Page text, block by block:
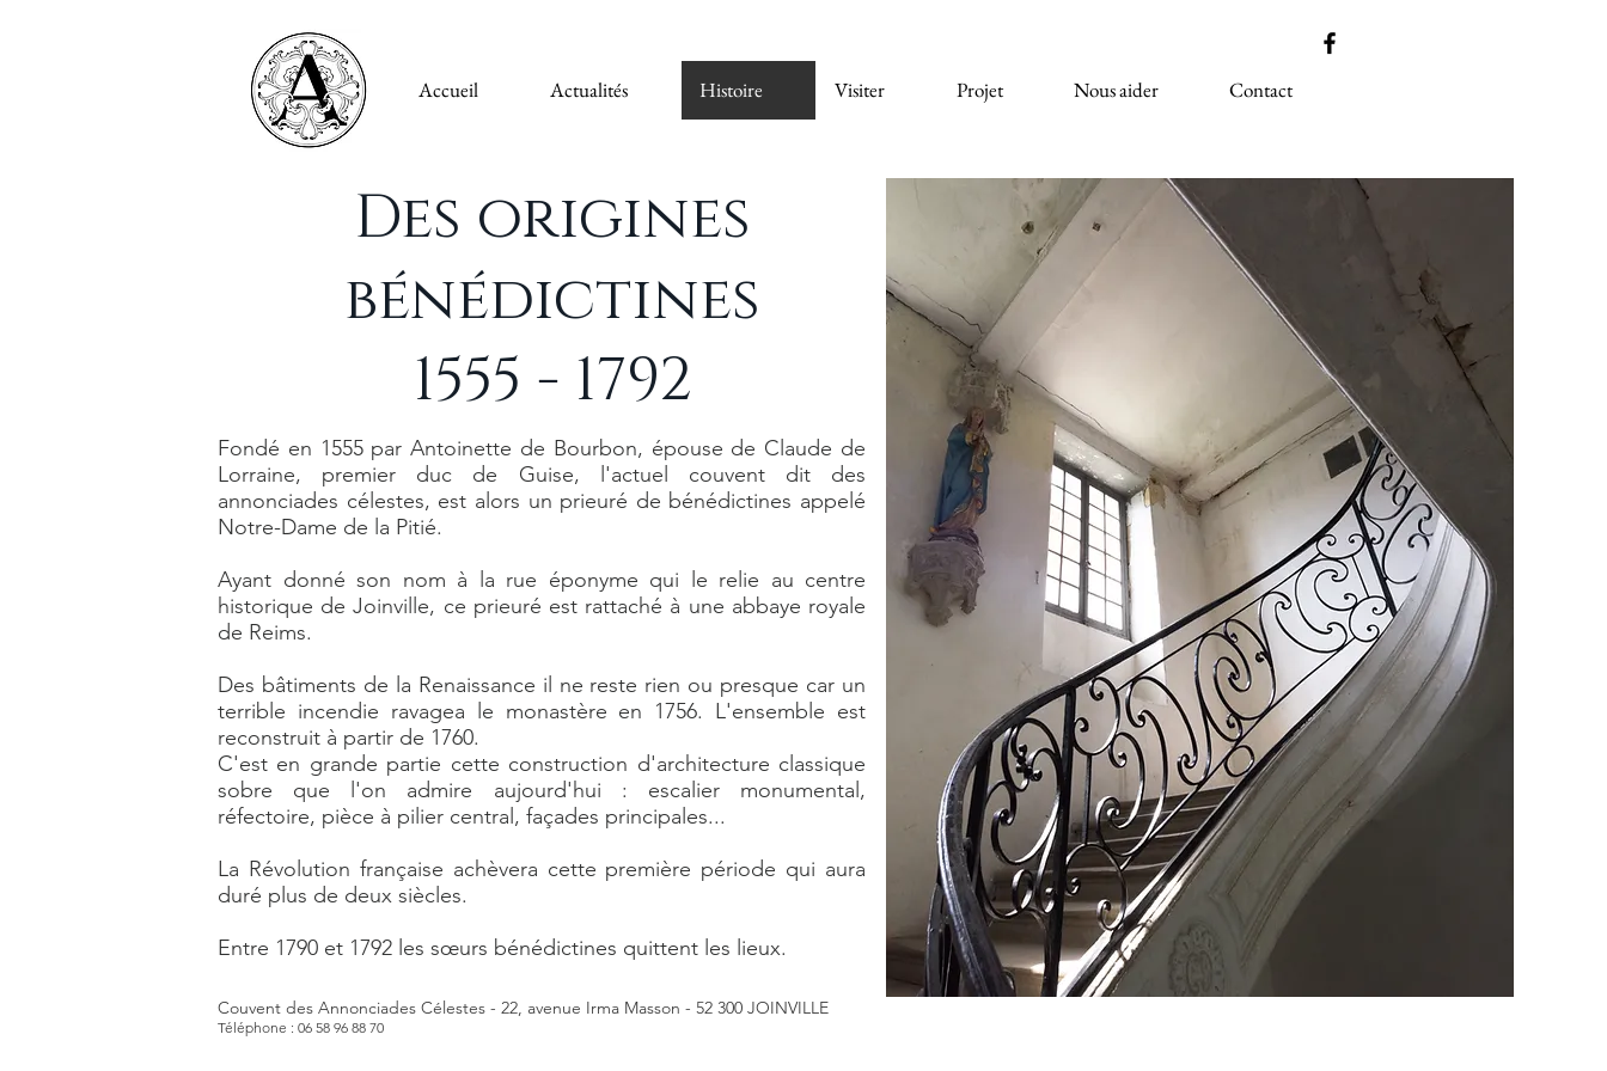
Accueil Actualités Histoire Visiter Projet Nous aider Contact
Des origines
bénédictines
1555 - 1792
Fondé en 1555 par Antoinette de Bourbon, épouse de Claude de
Lorraine, premier duc de Guise, l'actuel couvent dit des
annonciades célestes, est alors un prieuré de bénédictines appelé
Notre-Dame de la Pitié.
Ayant donné son nom à la rue éponyme qui le relie au centre
historique de Joinville, ce prieuré est rattaché à une abbaye royale
de Reims.
Des bâtiments de la Renaissance il ne reste rien ou presque car un
terrible incendie ravagea le monastère en 1756. L'ensemble est
reconstruit à partir de 1760.
C'est en grande partie cette construction d'architecture classique
sobre que l'on admire aujourd'hui : escalier monumental,
réfectoire, pièce à pilier central, façades principales...
La Révolution française achèvera cette première période qui aura
duré plus de deux siècles.
Entre 1790 et 1792 les sœurs bénédictines quittent les lieux.
Couvent des Annonciades Célestes - 22, avenue Irma Masson - 52 300 JOINVILLE
Téléphone : 06 58 96 88 70